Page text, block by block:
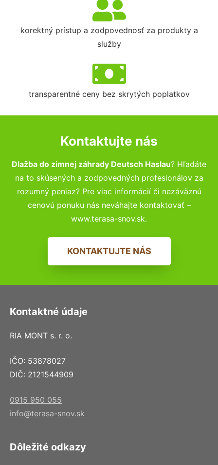
korektný prístup a zodpovednosť za produkty a
služby
transparentné ceny bez skrytých poplatkov
Kontaktujte nás
Dlažba do zimnej záhrady Deutsch Haslau? Hľadáte
na to skúsených a zodpovedných profesionálov za
rozumný peniaz? Pre viac informácií či nezáväznú
cenovú ponuku nás neváhajte kontaktovať –
www.terasa-snov.sk.
KONTAKTUJTE NÁS
Kontaktné údaje
RIA MONT s. r. o.
IČO: 53878027
DIČ: 2121544909
0915 950 055
info@terasa-snov.sk
Dôležité odkazy